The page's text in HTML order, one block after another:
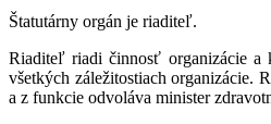
Štatutárny orgán je riaditeľ.
Riaditeľ riadi činnosť organizácie a
všetkých záležitostiach organizácie.
a z funkcie odvoláva minister